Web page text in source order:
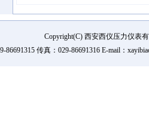
Copyright(C) 西安西仪压力仪表
86691315 传真：029-86691316 E-mail：